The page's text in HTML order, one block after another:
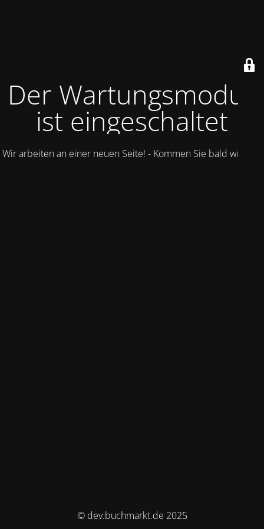
Der Wartungsmodus
ist eingeschaltet
Wir arbeiten an einer neuen Seite! - Kommen Sie bald wieder.
© dev.buchmarkt.de 2025